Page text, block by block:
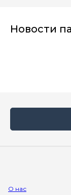
Новости
О нас